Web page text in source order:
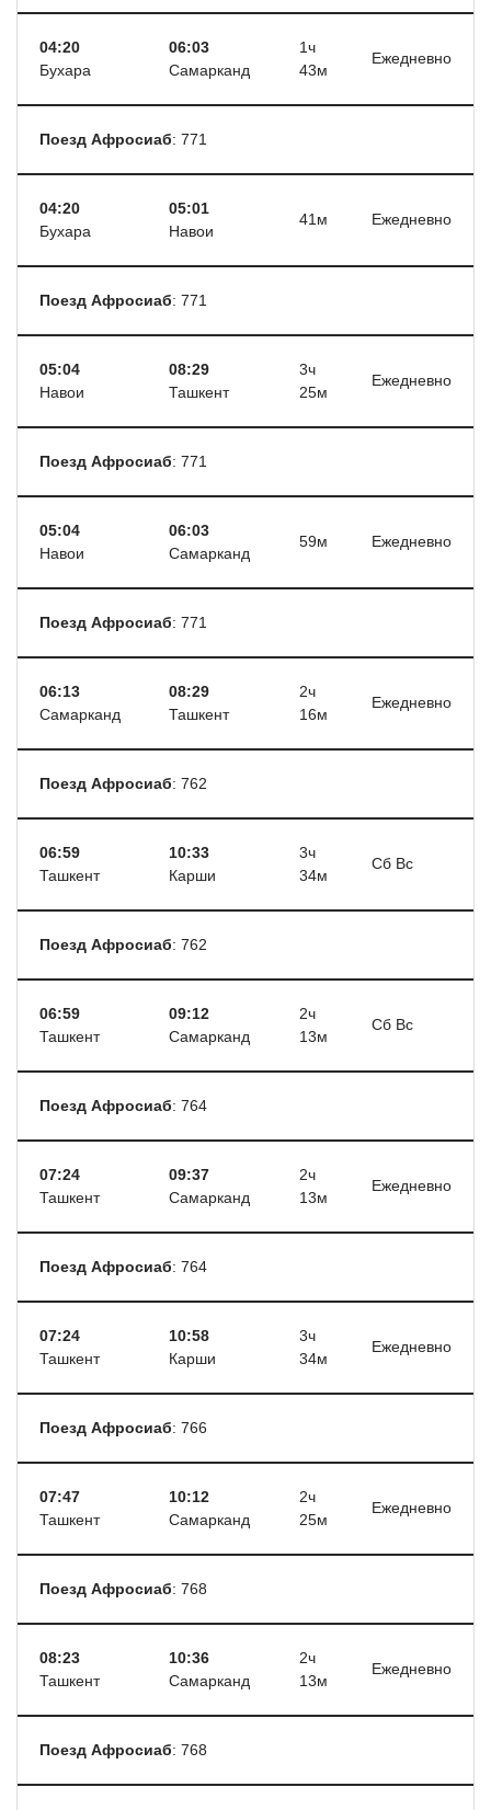
04:20
Бухара
06:03
Самарканд
1ч
43м
Ежедневно
Поезд Афросиаб: 771
04:20
Бухара
05:01
Навои
41м Ежедневно
Поезд Афросиаб: 771
05:04
Навои
08:29
Ташкент
3ч
25м
Ежедневно
Поезд Афросиаб: 771
05:04
Навои
06:03
Самарканд
59м Ежедневно
Поезд Афросиаб: 771
06:13
Самарканд
08:29
Ташкент
2ч
16м
Ежедневно
Поезд Афросиаб: 762
06:59
Ташкент
10:33
Карши
3ч
34м
Сб Вс
Поезд Афросиаб: 762
06:59
Ташкент
09:12
Самарканд
2ч
13м
Сб Вс
Поезд Афросиаб: 764
07:24
Ташкент
09:37
Самарканд
2ч
13м
Ежедневно
Поезд Афросиаб: 764
07:24
Ташкент
10:58
Карши
3ч
34м
Ежедневно
Поезд Афросиаб: 766
07:47
Ташкент
10:12
Самарканд
2ч
25м
Ежедневно
Поезд Афросиаб: 768
08:23
Ташкент
10:36
Самарканд
2ч
13м
Ежедневно
Поезд Афросиаб: 768